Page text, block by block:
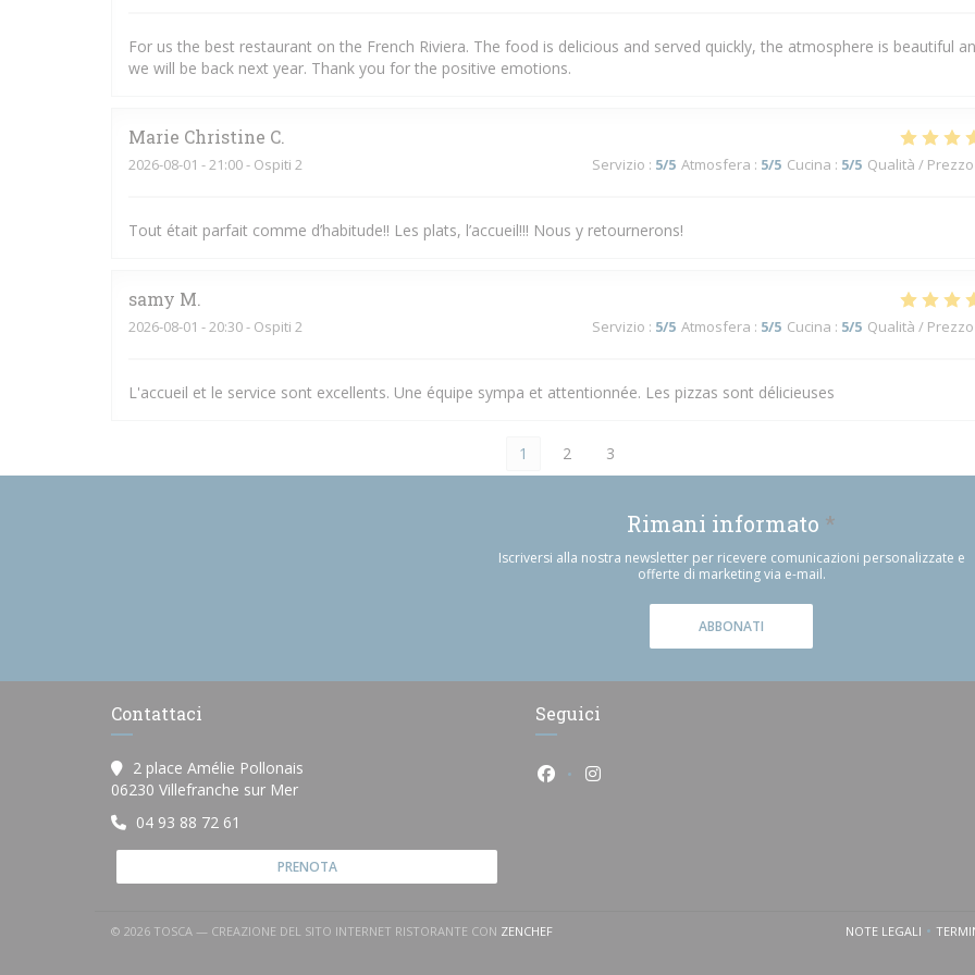
For us the best restaurant on the French Riviera. The food is delicious and served quickly, the atmosphere is beautiful
we will be back next year. Thank you for the positive emotions.
Marie Christine C
2026-08-01 - 21:00 - Ospiti 2 Servizio : 5/5 Atmosfera : 5/5 Cucina : 5/5 Qualità / Prezzo
Tout était parfait comme d’habitude!! Les plats, l’accueil!!! Nous y retournerons!
samy M
2026-08-01 - 20:30 - Ospiti 2 Servizio : 5/5 Atmosfera : 5/5 Cucina : 5/5 Qualità / Prezzo
L'accueil et le service sont excellents. Une équipe sympa et attentionnée. Les pizzas sont délicieuses
1 2 3
Rimani informato *
Iscriversi alla nostra newsletter per ricevere comunicazioni personalizzate e
offerte di marketing via e-mail.
ABBONATI
Contattaci
2 place Amélie Pollonais
06230 Villefranche sur Mer((apre una nuova finestra))
04 93 88 72 61
PRENOTA
Seguici
Facebook ((apre una nuova finestra))
Instagram ((apre una nuova finestra))
© 2026 TOSCA — CREAZIONE DEL SITO INTERNET RISTORANTE CON ZENCHEF((APRE UNA NUOVA FINESTRA)) NOTE LEGALI((APRE UNA